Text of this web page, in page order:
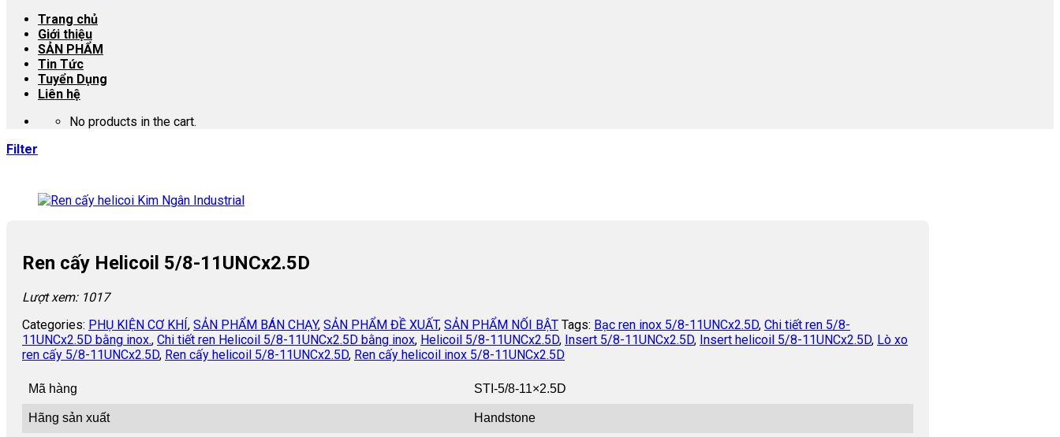
Trang chủ
Giới thiệu
SẢN PHẨM
Tin Tức
Tuyển Dụng
Liên hệ
No products in the cart.
Filter
Ren cấy Helicoil 5/8-11UNCx2.5D
Lượt xem: 1017
Categories: PHỤ KIỆN CƠ KHÍ, SẢN PHẨM BÁN CHẠY, SẢN PHẨM ĐỀ XUẤT, SẢN PHẨM NỐI BẬT Tags: Bạc ren inox 5/8-11UNCx2.5D, Chi tiết ren 5/8-
11UNCx2.5D bằng inox., Chi tiết ren Helicoil 5/8-11UNCx2.5D bằng inox, Helicoil 5/8-11UNCx2.5D, Insert 5/8-11UNCx2.5D, Insert helicoil 5/8-11UNCx2.5D, Lò xo
ren cấy 5/8-11UNCx2.5D, Ren cấy helicoil 5/8-11UNCx2.5D, Ren cấy helicoil inox 5/8-11UNCx2.5D
Mã hàng STI-5/8-11×2.5D
Hãng sản xuất Handstone